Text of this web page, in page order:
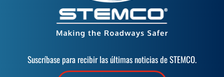
Suscríbase para recibir las últimas noticias de STEMCO.